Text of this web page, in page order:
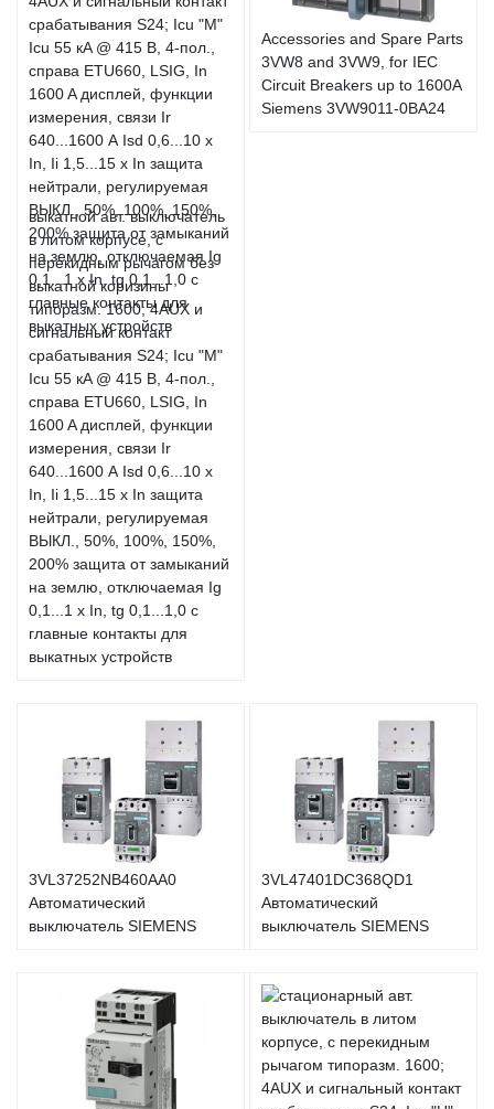
выкатной авт. выключатель
в литом корпусе, с
перекидным рычагом без
выкатной коризины
типоразм. 1600; 4AUX и
сигнальный контакт
срабатывания S24; Icu "M"
Icu 55 кA @ 415 В, 4-пол.,
справа ETU660, LSIG, In
1600 A дисплей, функции
измерения, связи Ir
640...1600 А Isd 0,6...10 x
In, Ii 1,5...15 x In защита
нейтрали, регулируемая
ВЫКЛ., 50%, 100%, 150%,
200% защита от замыканий
на землю, отключаемая Ig
0,1...1 x In, tg 0,1...1,0 с
главные контакты для
выкатных устройств
Accessories and Spare Parts
3VW8 and 3VW9, for IEC
Circuit Breakers up to 1600A
Siemens 3VW9011-0BA24
3VL37252NB460AA0
Автоматический
выключатель SIEMENS
3VL47401DC368QD1
Автоматический
выключатель SIEMENS